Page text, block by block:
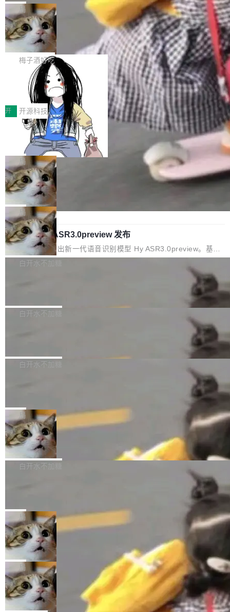
融、能源、医疗等对数据安全要求较...
各业的Agent走向规模化建设，算力构成形态逐
渐丰富，用户关注的重点也在发生变化：不只是
让AI用起来，还要进一步看清混合算力时代下，
Token花在哪里、算力是否被充分利用，以及持
续增长的AI成本该如何优化。 深信服AI算力网关
正是围绕这些实际问题，从Token治理和成本治
理两个方面，让用户的每一份算力都看得清、管
得住、用得稳、省得下、更安全！ 一、从现在开
始，Token使用一目...
Bigtable 作者之一。TensorFlow 的作者之一。
Gemini 的架构师。Google 首席科学家。 Jeff D
ean 在 Google 工作了 27 年后，宣布离职。 他
不是一个人走。一同离开的还有 Sanjay Ghema
wat（Google 员工编号 23，Jeff Dean 二十多
年的编程搭档，MapReduce 和 Bigtable 的共同
作者）、Quoc Le（Google 大脑核心成员，Se
q2Seq 和 DocAI 的共同发明人）以及 Oriol Vin
yals（Gemini 联合负责人，AlphaSta...
局
🔥 SolonCode v2026.8.4 发布：界面
字体可调、22 种语言、记忆搜索增强
打开终端就能上岗的全中文编码智能体，这一轮
把「看得清、用母语、记得住」三件事一次补
齐。 SolonCode 是什么 SolonCode 是杭州无
耳科技研发的企业级终端编码智能体——一位全
中文驱动的数字员工，自主理解需求、规划步
骤、编写代码。不挑模型、不挑平台，curl 一行
装完即用。 开源地址：Gitee · GitCode · GitHu
b 安装 支持 Java 8+（8~26）、macOS / Linu
x / Windows / Harmony PC。 # macOS / Linu
x / Harmony PC curl -fsSL https://solon.noea
r.org/solon...
梅子酒好吃
让“代码语义理解”深度释放AI Coding价值潜能：华为
云码道（CodeArts）代码仓技术解析
一、代码仓深度理解技术的作用与价值 在软件工程实践中，代码仓
是企业核心知识资产的主要载体。企业级代码仓库通常包含数十万
乃至数百万个文件，其规模远超单次模型调用可承载的上下文窗
口。随着项目规模的持续扩张与代码历史的不断累积，代码仓中的
模块关系、接口契约、业务逻辑等关键信息往往分散于数十乃至数
百个文件之中，形成高度复杂的知识关联网络。传统的代码检索手
段（如关键词匹配、目录遍历）仅能在语法层面完成文本定位，难
以触及代码的语义内涵与结构关联，导致开发者使用代码智能体在
理解大规模代码仓时面临显著"代码仓理解"瓶颈。 代码仓深度理解
服务（以下简称" CodeBase深度理解服务"）是华为云码道（Code
A...
开 开源科技
一条“删库”命令跑 17 小时，算法工程
师删光 89TB 数据只为干私活
最高人民检察院8月4日公布了一起案件：北京一
名90后算法工程师王某，为了给自己接的私活腾
服务器空间，删光了公司AI游戏部门的全部核心
数据。 王某2024年1月入职东城区某科技公司AI
短剧部门，有互联网大厂背景。在公司内部架构
调整期间，部门三次通知全员将数据从A集群迁
移到B集群，王某都回复了"收到"。 他没有迁移
数据。2024年9月3日下午4点，他使用此前登录
的账号密码进入A集群，输入了一条被程序员圈
称为"删库跑路"的命令——最高管理员权限、无
自研的多个文生3D和...
局
Cloudflare 分享推理优化实践：KV cache 量化 + 权重
压缩，吞吐量提升 41%，成本降 30%
Kimi 和 GLM 是当前最强的大模型系列之一，但它们有一个共同的
问题：太吃显存了。月之暗面的 Kimi K 系列和智谱的 GLM 都是长
上下文、MoE 架构的大模型，好用到让人上瘾，但 GPU 显存永远
不够用。 Cloudflare 的 Workers AI 团队一直在跑这些模型的推
理。他们在官方博客上发了一篇技术文章，详细拆解了三种让大模
型在 GPU 上跑得更省、更快的技术手段——KV cache 量化、模型
权重压缩、以及共享 KV cache 的完整性保护。效果是：吞吐量提
升 41%，每 token 成本降低 30%，精度不变。 FP8 省的不仅是显
局
腾讯混元 Hy ASR3.0preview 发布
腾讯混元正式推出新一代语音识别模型 Hy ASR3.0preview。基于
最新一代大语言模型 Hy3 的语言理解能力，以及融合了高精度语音
识别与深度语义理解能力，实现了语音识别能力的全面升级。 根据
介绍，Hy ASR3.0preview 目标在于：让语音识别不再只是听清，
而是真正听懂。通过先理解你的语境和意图，再把准确的文字直接
给到你。从“逐字转写、单点优化”演进为“理解语境、兼容场景、一
键直出”。 Hy ASR 3.0 preview 不要求标准普通话，方言识别覆盖
粤语、吴语等 10 大方言片区和 20 余个二级小片区。在开源评测
白开水不加糖
Pale Moon 34.3.2 现已发布，这是一个安全更新和少量网页兼容
性修复版本。 Changes/fixes： 实现了URL.Parse()便捷功能 对浏
览器内部函数添加了多项边界检查，以避免潜在的越界访问、下溢
和溢出。（DiD） 修复了加载和解析内容提供的字体时出现的几个
问题 为避免音频加载、处理和播放过程中可能出现的一系列错误，
对音频采样频率设定了下限 采样率低于 8kHz（通常被认为是 "tele
phone"/"walkie-talkie" 音质的最低采样率）的音频格式将被拒绝
修复了 CSS 圆角虚线样式中可能存在的问题 如果表单中的图像元
白开水不加糖
演讲者分享了一个有趣的实践：面对 PG 18 已发布的 Release No
tes，他利用 AI 工具（如 Copilot）对数千条 commit 日志进行自动
分析，先让模型总结出三十余条潜在特性，再逐条要求生成详细解
释和代码校验，最终筛选出对用户体感最强的若干项。对于尚未正
式发版的 PG 19，则通过拉取过去一年内（从 PG 18 Beta1 时间
点至今）的所有 commit，同样交由 AI 分析提炼。经过人工复核，
准确度令人满意。这一方法也为社区爱好者提供了高效跟踪新版本
的思路。
白开水不加糖
"在过去大约 10 年的大部分时间里，libexpat 的维护工作一直与我
的日常工作、家务、社交生活和休闲娱乐竞争时间。" 这是 libexpa
t 维护者 Sebastian Pipping 写在博客里的话。8 月 4 日，他宣布
了一个新消息：从 2026 年 8 月 1 日起，他可以全职维护 libexpat
了，最长 6 个月。发工资的是慕尼黑市政府。 libexpat 是一个 C9
9 编写的流式 XML 解析器，MIT 许可证。和 libxml2 一样，它是
世界上使用最广泛的 XML 解析库之一。你的操作系统、浏览器、
无数的基础设施软件，很可能都在用它。而过去十年，维护它的人
局
Firefox 153.0.3 发布
Firefox 153.0.3 现已发布，具体更新内容如下： New Smart Win
dow 包含多项增强功能： <ul> <li>现在建议列表会显示更多结果，
方便用户查找历史记录和切换到已打开的标签页。（<a href="http
s://bugzilla.mozilla.org/show_bug.cgi?id=2019042">Bug&nbsp;
结果回答问题，而无需将问题转交给搜索引擎。（<a href="http
s://bugzilla.mozilla.org/show_bug.cgi?id=204...
白开水不加糖
Cloudflare Computer 开源：你的 Agent 需要一台电
Cloudflare 开源了名为 @cloudflare/computer 的 npm 包。项目
的核心论点是：容器不适合 Agent 计算。真正适合的，是 Isolat
e。 Cloudflare 工程师在这件事上没什么可谦虚的——他们用 Wor
kers 跑了十年 Isolate。用 CEO Matthew Prince 的话说：「我们
一生都在用 Isolate 运行代码，而 AI Agent 不需要容器，它们需要
的是 Isolate。」 容器为什么不合适 容器的问题在于启动和销毁都
太重了。一个 Agent 要执行的任务可能只需要几毫秒的 CPU 时
间，但容器从冷启动到就绪要花数秒。如果未来有十...
局
OpenAI 公开邮件和聊天记录回应苹果
诉讼，称“Apple is getting this wron
g”
上个月，苹果一纸诉状把 OpenAI 告上法庭，指
控其挖角苹果前员工并窃取商业秘密。苹果的诉
状把 OpenAI 描述成一个系统性地从前东家挖
人、套取机密信息的对手。 OpenAI 没发律师
函，也没选择庭外沉默。它在官网贴了一篇博
局
HUAWEI MatePad Edge上架WorkBu
ddy鸿蒙PC版，说话就能干活的AI办公
全能AI工作台WorkBuddy鸿蒙PC版上架HUAWE